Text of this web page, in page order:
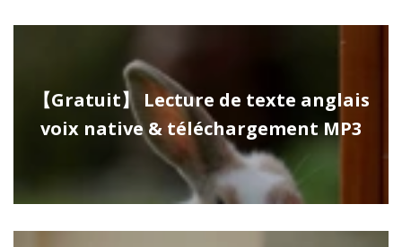
【Gratuit】 Lecture de texte anglais
voix native & téléchargement MP3